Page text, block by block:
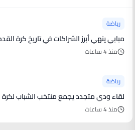
رياضة
مبابي ينهي أبرز الشراكات في تاريخ كرة
منذ 4 ساعات
رياضة
لقاء ودي متجدد يجمع منتخب الشباب لكرة
منذ 4 ساعات